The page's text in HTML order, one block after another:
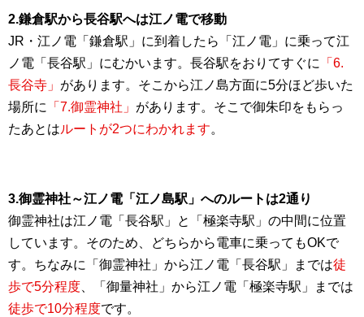
2.鎌倉駅から長谷駅へは江ノ電で移動
JR・江ノ電「鎌倉駅」に到着したら「江ノ電」に乗って江
ノ電「長谷駅」にむかいます。長谷駅をおりてすぐに
「6.
長谷寺」 があります。そこから江ノ島方面に5分ほど歩いた
場所に
「7.御霊神社」 があります。そこで御朱印をもらっ
たあとはルートが2つにわかれます。
3.御霊神社～江ノ電「江ノ島駅」へのルートは2通り
御霊神社は江ノ電「長谷駅」と「極楽寺駅」の中間に位置
しています。そのため、どちらから電車に乗ってもOKで
す。ちなみに「御霊神社」から江ノ電「長谷駅」までは徒
歩で5分程度 、「御量神社」から江ノ電「極楽寺駅」までは
徒歩で10分程度です。